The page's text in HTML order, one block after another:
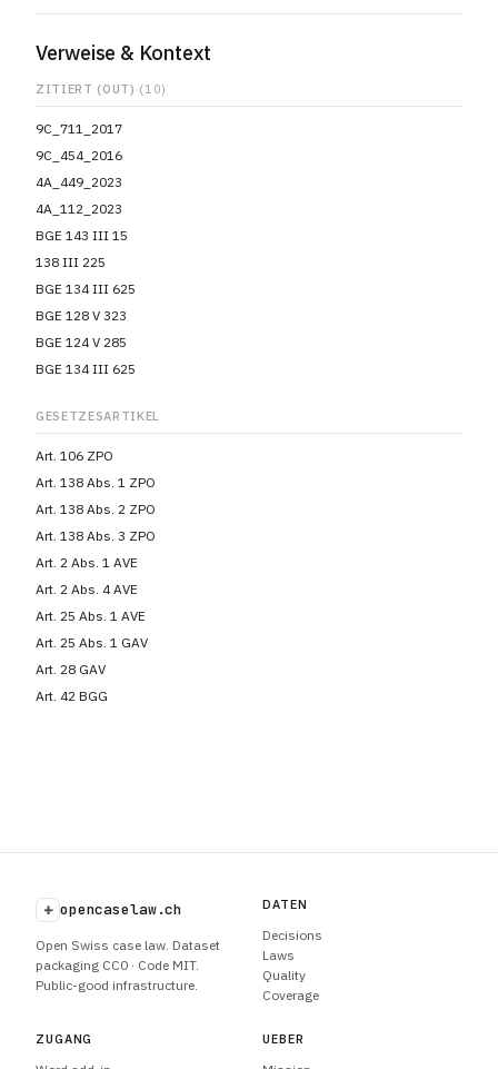
Verweise & Kontext
ZITIERT (OUT) (10)
9C_711_2017
9C_454_2016
4A_449_2023
4A_112_2023
BGE 143 III 15
138 III 225
BGE 134 III 625
BGE 128 V 323
BGE 124 V 285
BGE 134 III 625
GESETZESARTIKEL
Art. 106 ZPO
Art. 138 Abs. 1 ZPO
Art. 138 Abs. 2 ZPO
Art. 138 Abs. 3 ZPO
Art. 2 Abs. 1 AVE
Art. 2 Abs. 4 AVE
Art. 25 Abs. 1 AVE
Art. 25 Abs. 1 GAV
Art. 28 GAV
Art. 42 BGG
+ opencaselaw.ch
Open Swiss case law. Dataset
packaging CC0 · Code MIT.
Public-good infrastructure.
DATEN
Decisions
Laws
Quality
Coverage
ZUGANG UEBER